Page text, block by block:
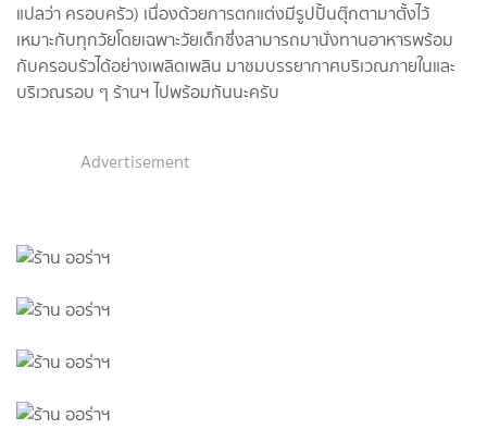
แปลว่า ครอบครัว) เนื่องด้วยการตกแต่งมีรูปปั้นตุ๊กตามาตั้งไว้
เหมาะกับทุกวัยโดยเฉพาะวัยเด็กซึ่งสามารถมานั่งทานอาหารพร้อม
กับครอบรัวได้อย่างเพลิดเพลิน มาชมบรรยากาศบริเวณภายในและ
บริเวณรอบ ๆ ร้านฯ ไปพร้อมกันนะครับ
Advertisement